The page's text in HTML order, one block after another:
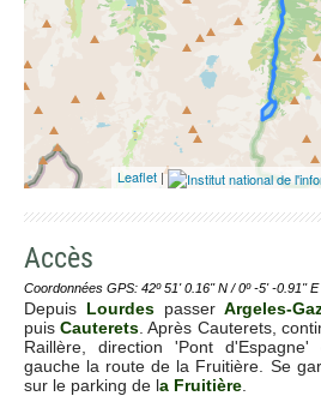
Leaflet |
Accès
Coordonnées GPS: 42º 51' 0.16'' N / 0º -5' -0.91'' E
Depuis Lourdes passerArgeles-
puisCauterets . Après Cauterets,
Raillère, direction 'Pont
gauche la route de la Fruitière. Se
sur le parking de la Fruitière